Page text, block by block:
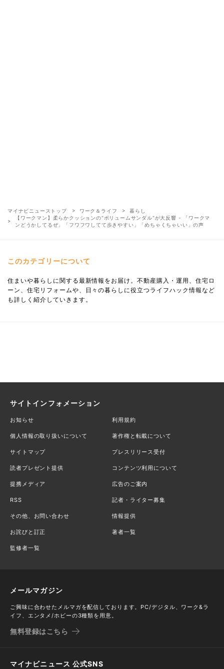
マイナビニューストップ ワーク＆ライフ
暮らし
【ワークマン】柔らかクッションの"ボリュームサンダル"が大反響 - 「ワークマ
ンどうかしてるぜ」「フワフワしてて歩きやすい」「めちゃくちゃいい」の声
このカテゴリーについて
住まいや暮らしに関する最新情報をお届け。不動産購入・運用、住宅ロ
ーン、住宅リフォームや、日々の暮らしに役立つライフハック情報など
も詳しく紹介していきます。
サイトインフォメーション
お知らせ 利用規約
個人情報の取り扱いについて 著作権と転載について
サイトマップ プレスリリース受付
読者プレゼント提供 コンテンツ利用について
提携メディア 広告のご案内
RSS 記者・ライター募集
その他、お問い合わせ 情報提供
お詫びと訂正 著者一覧
監修者一覧
メールマガジン
ご興味に合わせたメルマガを配信しております。PC/デジタル、ワーク&ラ
イフ、エンタメ/ホビーの3種類を用意。
無料登録はこちら
マイナビニュース 公式SNS